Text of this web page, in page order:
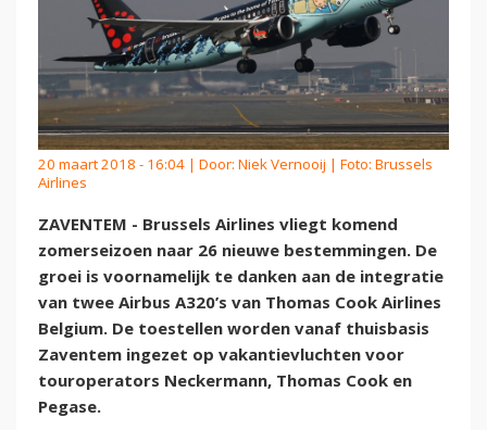
20 maart 2018 - 16:04 | Door: Niek Vernooij | Foto: Brussels
Airlines
ZAVENTEM - Brussels Airlines vliegt komend
zomerseizoen naar 26 nieuwe bestemmingen. De
groei is voornamelijk te danken aan de integratie
van twee Airbus A320’s van Thomas Cook Airlines
Belgium. De toestellen worden vanaf thuisbasis
Zaventem ingezet op vakantievluchten voor
touroperators Neckermann, Thomas Cook en
Pegase.